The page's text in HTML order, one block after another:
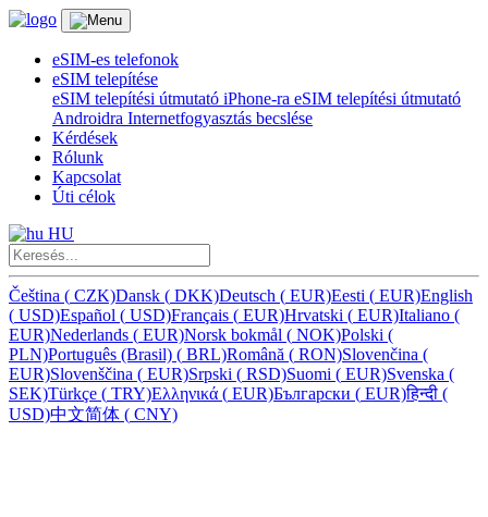
eSIM-es telefonok
eSIM telepítése
eSIM telepítési útmutató iPhone-ra eSIM telepítési útmutató
Androidra Internetfogyasztás becslése
Kérdések
Rólunk
Kapcsolat
Úti célok
HU
Čeština ( CZK)Dansk ( DKK)Deutsch ( EUR)Eesti ( EUR)English
( USD)Español ( USD)Français ( EUR)Hrvatski ( EUR)Italiano (
EUR)Nederlands ( EUR)Norsk bokmål ( NOK)Polski (
PLN)Português (Brasil) ( BRL)Română ( RON)Slovenčina (
EUR)Slovenščina ( EUR)Srpski ( RSD)Suomi ( EUR)Svenska (
SEK)Türkçe ( TRY)Ελληνικά ( EUR)Български ( EUR)हिन्दी (
USD)中文简体 ( CNY)